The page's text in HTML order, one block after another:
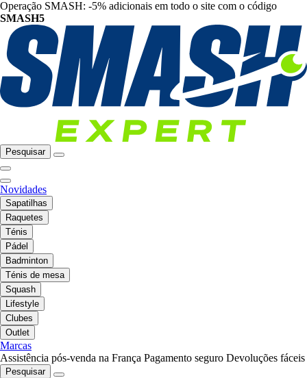
Operação SMASH: -5% adicionais em todo o site com o código
SMASH5
Pesquisar
Novidades
Sapatilhas
Raquetes
Ténis
Pádel
Badminton
Ténis de mesa
Squash
Lifestyle
Clubes
Outlet
Marcas
Assistência pós-venda na França Pagamento seguro Devoluções fáceis
Pesquisar